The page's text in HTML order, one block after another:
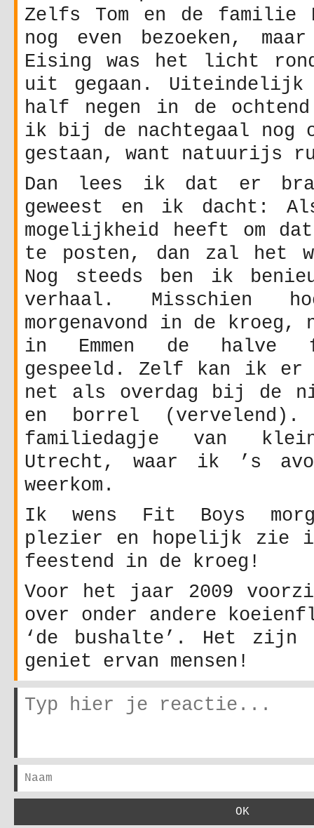
Zelfs Tom en de familie
nog even bezoeken,
Eising was het licht
uit gegaan. Uiteindelijk
half negen in de
ik bij de nachtegaal nog
gestaan, want natuurijs
Dan lees ik dat er
geweest en ik dacht:
mogelijkheid heeft om
te posten, dan zal het
Nog steeds ben ik
verhaal. Misschien
morgenavond in de kroeg,
in Emmen de halve
gespeeld. Zelf kan ik
net als overdag bij de
en borrel
familiedagje van
Utrecht, waar ik ’s
weerkom.
Ik wens Fit Boys
plezier en hopelijk
feestend in de kroeg!
Voor het jaar 2009
over onder andere
‘de bushalte’. Het
geniet ervan mensen!